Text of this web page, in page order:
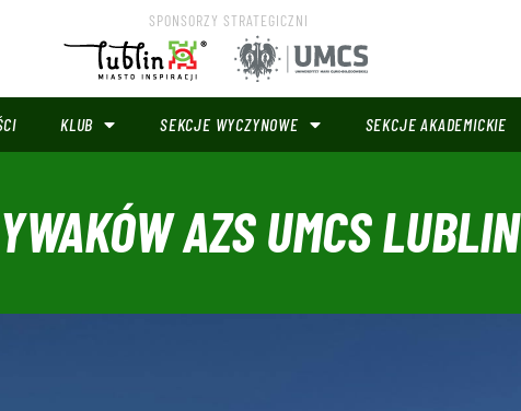
SPONSORZY STRATEGICZNI
KLUB SEKCJE WYCZYNOWE SEKCJE AKADEMICKIE
AZS UMCS LUBLIN